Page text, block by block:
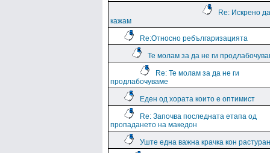
Re: Искрено
кажам
Re:Относно ребългаризацията
Те молам за да не ги
Re: Те молам за да не ги
продлабочуваме
Еден од хората които е оптимист
Re: Започва последната етапа од
пропадането на македон
Уште една важна крачка кон